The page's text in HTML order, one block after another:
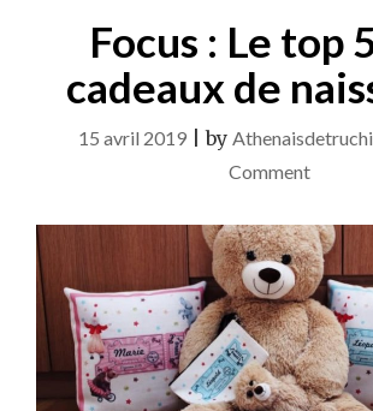
Focus : Le top
cadeaux de
15 avril 2019|by
Commenton
:
Le
top
5
des